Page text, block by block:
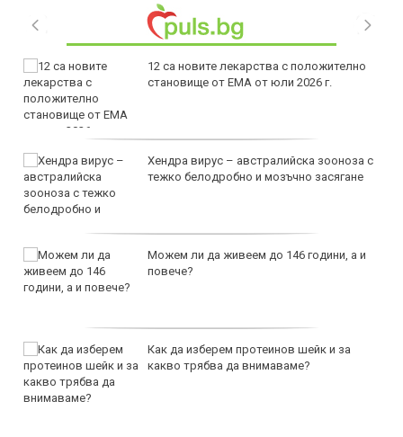
12 са новите лекарства с положително
становище от ЕМА от юли 2026 г.
Хендра вирус – австралийска зооноза с
тежко белодробно и мозъчно засягане
Можем ли да живеем до 146 години, а и
повече?
Как да изберем протеинов шейк и за
какво трябва да внимаваме?